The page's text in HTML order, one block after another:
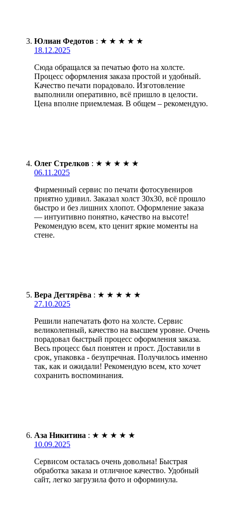
Юлиан Федотов : ★ ★ ★ ★ ★
18.12.2025
Сюда обращался за печатью фото на холсте.
Процесс оформления заказа простой и удобный.
Качество печати порадовало. Изготовление
выполнили оперативно, всё пришло в целости.
Цена вполне приемлемая. В общем – рекомендую.
Олег Стрелков : ★ ★ ★ ★ ★
06.11.2025
Фирменный сервис по печати фотосувениров
приятно удивил. Заказал холст 30х30, всё прошло
быстро и без лишних хлопот. Оформление заказа
— интуитивно понятно, качество на высоте!
Рекомендую всем, кто ценит яркие моменты на
стене.
Вера Дегтярёва : ★ ★ ★ ★ ★
27.10.2025
Решили напечатать фото на холсте. Сервис
великолепный, качество на высшем уровне. Очень
порадовал быстрый процесс оформления заказа.
Весь процесс был понятен и прост. Доставили в
срок, упаковка - безупречная. Получилось именно
так, как и ожидали! Рекомендую всем, кто хочет
сохранить воспоминания.
Аза Никитина : ★ ★ ★ ★ ★
10.09.2025
Сервисом осталась очень довольна! Быстрая
обработка заказа и отличное качество. Удобный
сайт, легко загрузила фото и оформинула.